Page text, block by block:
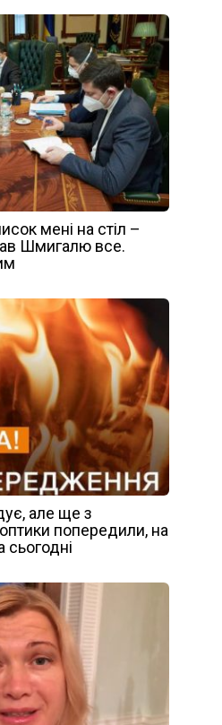
мені на стіл –
Шмигалю все.
але ще з
попередили, на
сьогодні